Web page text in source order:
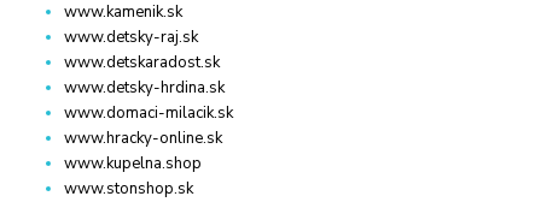
www.kamenik.sk
www.detsky-raj.sk
www.detskaradost.sk
www.detsky-hrdina.sk
www.domaci-milacik.sk
www.hracky-online.sk
www.kupelna.shop
www.stonshop.sk